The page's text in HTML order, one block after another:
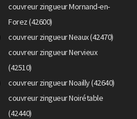
couvreur zingueur Mornand-en-
Forez (42600)
couvreur zingueur Neaux (42470)
couvreur zingueur Nervieux
(42510)
couvreur zingueur Noailly (42640)
couvreur zingueur Noirétable
(42440)